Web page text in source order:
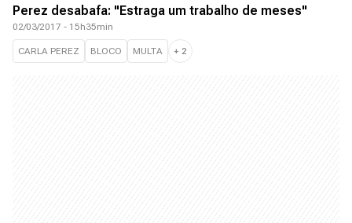
Perez desabafa: "Estraga um trabalho de meses"
02/03/2017 - 15h35min
CARLA PEREZ BLOCO MULTA + 2